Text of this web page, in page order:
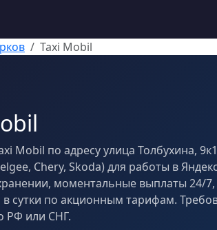
Taxi Mobil
Mobil по адресу улица Толбухина,
Chery, Skoda) для работы в
моментальные выплаты 24/7,
в сутки по акционным тарифам.
РФ или СНГ.